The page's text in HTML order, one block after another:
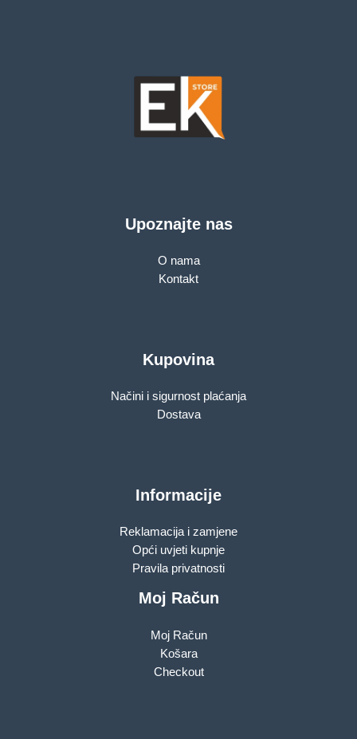
Upoznajte nas
O nama
Kontakt
Kupovina
Načini i sigurnost plaćanja
Dostava
Informacije
Reklamacija i zamjene
Opći uvjeti kupnje
Pravila privatnosti
Moj Račun
Moj Račun
Košara
Checkout